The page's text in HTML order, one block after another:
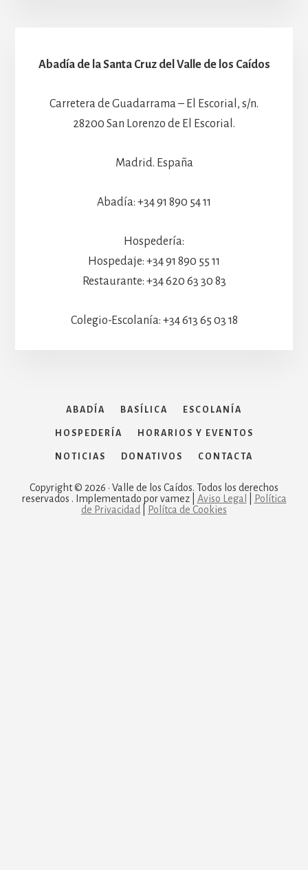
Abadía de la Santa Cruz del Valle de los Caídos
Carretera de Guadarrama – El Escorial, s/n.
28200 San Lorenzo de El Escorial.
Madrid. España
Abadía: +34 91 890 54 11
Hospedería:
Hospedaje: +34 91 890 55 11
Restaurante: +34 620 63 30 83
Colegio-Escolanía: +34 613 65 03 18
ABADÍA BASÍLICA ESCOLANÍA
HOSPEDERÍA HORARIOS Y EVENTOS
NOTICIAS DONATIVOS CONTACTA
Copyright © 2026 · Valle de los Caídos. Todos los derechos
reservados . Implementado por vamez | Aviso Legal
Política
de Privacidad
Polítca de Cookies